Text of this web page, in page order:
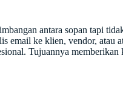
antara sopan tapi
email ke klien, vendor, atau
Tujuannya memberikan